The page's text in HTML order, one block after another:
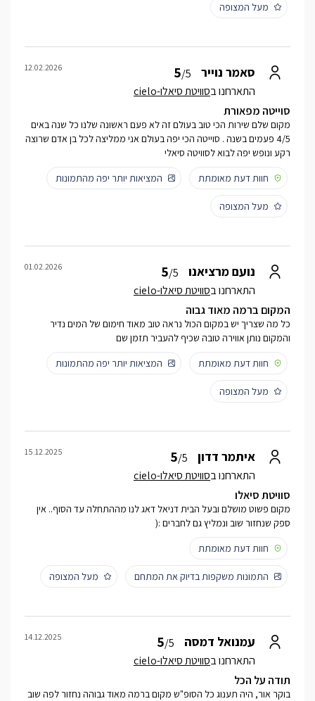
מעל המצופה
סאמר נוייר 5/5
התארחנו בסוויטת סיאלו-cielo
12.02.2026
סוייטה מפאורת
מקום שלם שירות הכי טוב בעולם זה לא פעם ראשונה שלנו כל שנה באים
4/5 פעמים בשנה . סוייטה הכי יפה בעולם אני ממליצה לכל בן אדם שרוצה
רקע ונופש יפה לבוא לסוויטה סיאלי
חוות דעת מאומתת
המציאות יותר יפה מהתמונות
מעל המצופה
נועם מרציאנו 5/5
התארחנו בסוויטת סיאלו-cielo
01.02.2026
המקום ברמה מאוד גבוה
כל מה שצריך יש במקום הכול נראה טוב מאוד חימום של המים נדיר
והמקום נותן אווירה טובה שכיף להעביר תזמן שם
חוות דעת מאומתת
המציאות יותר יפה מהתמונות
מעל המצופה
איתמר דדון 5/5
התארחנו בסוויטת סיאלו-cielo
15.12.2025
סוויטת סיאלו
מקום פשוט מושלם ובעל הבית דניאל דאג לנו מההתחלה עד הסוף.. אין
ספק שנחזור שוב ונמליץ גם לחברים :(
חוות דעת מאומתת
התמונות משקפות בדיוק את המתחם מעל המצופה
עמנואל דמסה 5/5
התארחנו בסוויטת סיאלו-cielo
14.12.2025
תודה על הכל
בוקר אור, היה תענוג כל הסופ"ש מקום ברמה מאוד גבוהה נחזור לפה שוב